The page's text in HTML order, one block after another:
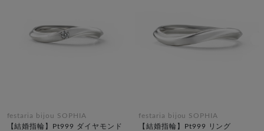
festaria bijou SOPHIA
【結婚指輪】Pt999 ダイヤモンド
festaria bijou SOPHIA
【結婚指輪】Pt999 リング